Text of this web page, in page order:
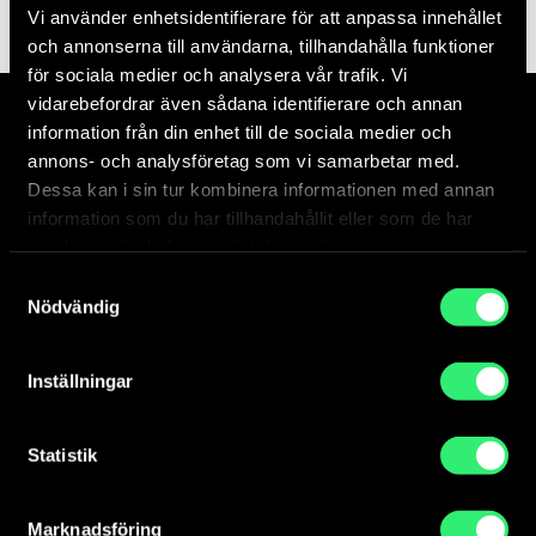
Vi använder enhetsidentifierare för att anpassa innehållet
och annonserna till användarna, tillhandahålla funktioner
för sociala medier och analysera vår trafik. Vi
vidarebefordrar även sådana identifierare och annan
information från din enhet till de sociala medier och
annons- och analysföretag som vi samarbetar med.
Dessa kan i sin tur kombinera informationen med annan
information som du har tillhandahållit eller som de har
Nödvändig
Inställningar
Statistik
Marknadsföring
Förbarma dig II & III by Anita
Christoffersson
infuses them with new meaning.